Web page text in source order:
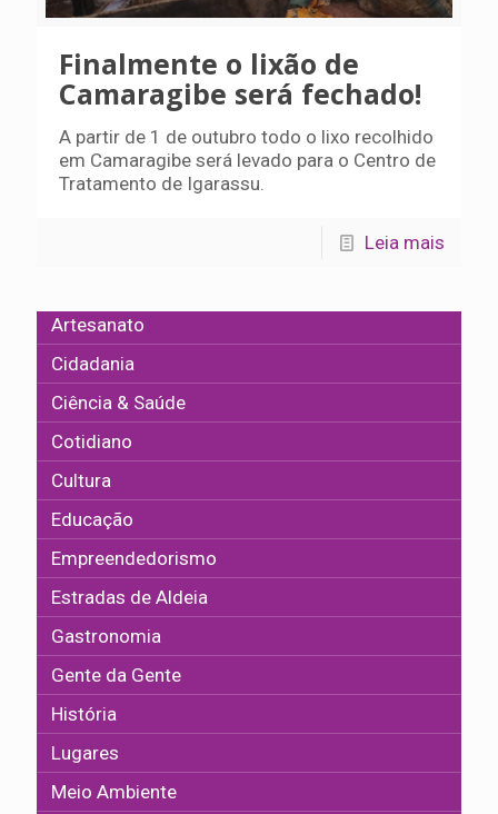
Finalmente o lixão de
Camaragibe será fechado!
A partir de 1 de outubro todo o lixo recolhido
em Camaragibe será levado para o Centro de
Tratamento de Igarassu.
Leia mais
Artesanato
Cidadania
Ciência & Saúde
Cotidiano
Cultura
Educação
Empreendedorismo
Estradas de Aldeia
Gastronomia
Gente da Gente
História
Lugares
Meio Ambiente